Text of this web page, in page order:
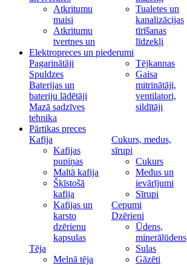
Atkritumu
maisi
Atkritumu
tvertnes un
Tualetes un
kanalizācijas
tīrīšanas
līdzekļi
Elektropreces un piederumi
Pagarinātāji
Spuldzes
Baterijas un
bateriju lādētāji
Mazā sadzīves
tehnika
Tējkannas
Gaisa
mitrinātāji,
ventilatori,
sildītāji
Pārtikas preces
Kafija
Kafijas
pupiņas
Maltā kafija
Šķīstošā
kafija
Kafijas un
karsto
dzērienu
kapsulas
Tēja
Melnā tēja
Cukurs, medus,
sīrupi
Cukurs
Medus un
ievārījumi
Sīrupi
Cepumi
Dzērieni
Ūdens,
minerālūdens
Sulas
Gāzēti